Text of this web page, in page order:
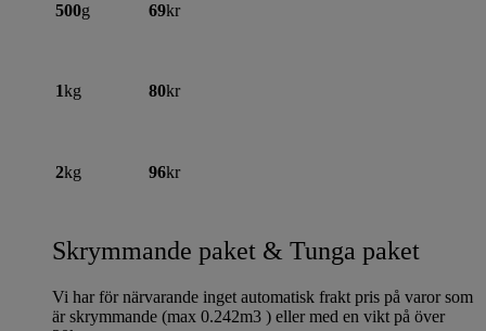
500g 69kr
1kg 80kr
2kg 96kr
Skrymmande paket & Tunga paket
Vi har för närvarande inget automatisk frakt pris på varor som
är skrymmande (max 0.242m3 ) eller med en vikt på över